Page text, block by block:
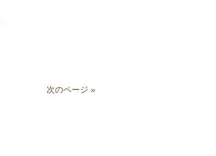
次のページ »